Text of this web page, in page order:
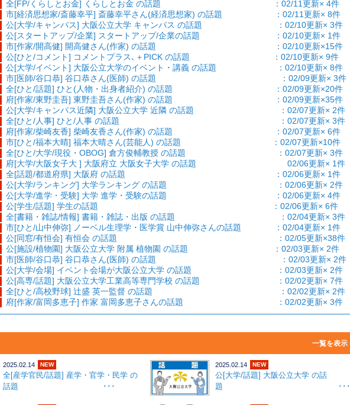
全[FP/くらしとお金] くらしとお金 の話題 ：02/11更新× 4件
市[経済思想家/斎藤幸平] 斎藤幸平さん(経済思想家) の話題 ：02/11更新× 8件
公[大学/キャンパス] 大阪公立大学 キャンパス の話題 ：02/10更新× 3件
公[スタートアップ/企業] スタートアップ/企業の話題 ：02/10更新× 1件
市[作家/開高健] 開高健さん(作家) の話題 ：02/10更新×15件
公[ひと/コメント] コメントプラス､＋PICK の話題 ：02/10更新× 9件
公[大学/イベント] 大阪公立大学のイベント・講義 の話題 ：02/10更新× 8件
市[医師/谷口恭] 谷口恭さん(医師) の話題 ：02/09更新× 3件
全[ひと/話題] ひと(人物・出身者紹介) の話題 ：02/09更新×20件
府[作家/東野圭吾] 東野圭吾さん(作家) の話題 ：02/09更新×35件
公[大学/キャンパス近隣] 大阪公立大学 近隣 の話題 ：02/07更新× 2件
全[ひと/人事] ひと/人事 の話題 ：02/07更新× 3件
府[作家/柴崎友香] 柴崎友香さん(作家) の話題 ：02/07更新× 6件
市[ひと/福本大晴] 福本大晴さん(芸能人) の話題 ：02/07更新×10件
全[ひと/大学/現役・OBOG] 倉方俊輔教授 の話題 ：02/07更新× 3件
府[大学/大阪女子大 ] 大阪府立 大阪女子大学 の話題 02/06更新× 1件
全[話題/都道府県] 大阪府 の話題 ：02/06更新× 1件
公[大学/ランキング] 大学ランキング の話題 ：02/06更新× 2件
公[大学/進学・受験] 大学 進学・受験の話題 ：02/06更新× 4件
公[学生/話題] 学生の話題 ：02/06更新× 6件
全[書籍・雑誌/情報] 書籍・雑誌・出版 の話題 ：02/04更新× 3件
市[ひと/山中伸弥] ノーベル生理学・医学賞 山中伸弥さんの話題 ：02/04更新× 1件
公[同窓/有恒会] 有恒会 の話題 ：02/05更新×38件
公[施設/植物園] 大阪公立大学 附属 植物園 の話題 ：02/03更新× 2件
市[医師/谷口恭] 谷口恭さん(医師) の話題 ：02/03更新× 2件
公[大学/会場] イベント会場が大阪公立大学 の話題 ：02/03更新× 2件
公[高専/話題] 大阪公立大学工業高等専門学校 の話題 ：02/02更新× 7件
全[ひと/高校野球] 辻盛 英一監督 の話題 ：02/02更新× 2件
府[作家/富岡多恵子] 作家 富岡多恵子さんの話題 ：02/02更新× 3件
一覧を表示
2025.02.14 NEW
全[産学官民/話題] 産学・官学・民学 の
話題 ･･･
2025.02.14 NEW
公[大学/話題] 大阪公立大学 の話
題 ･･･